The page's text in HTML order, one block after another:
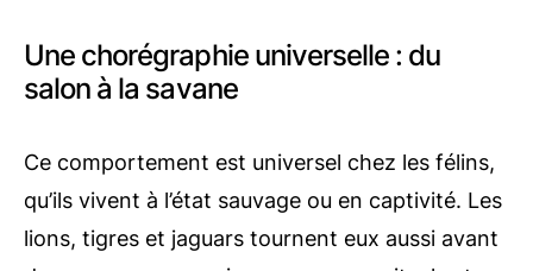
Une chorégraphie universelle : du
salon à la savane
Ce comportement est universel chez les félins,
qu’ils vivent à l’état sauvage ou en captivité. Les
lions, tigres et jaguars tournent eux aussi avant